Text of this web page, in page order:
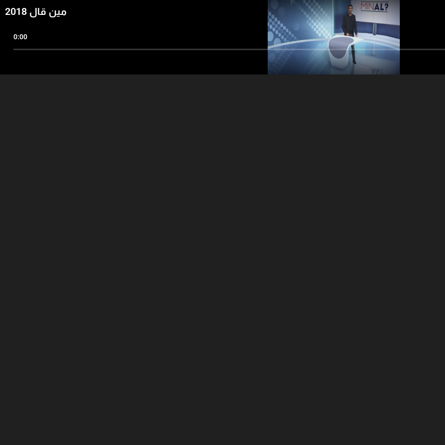
0:00
مين قال 2018